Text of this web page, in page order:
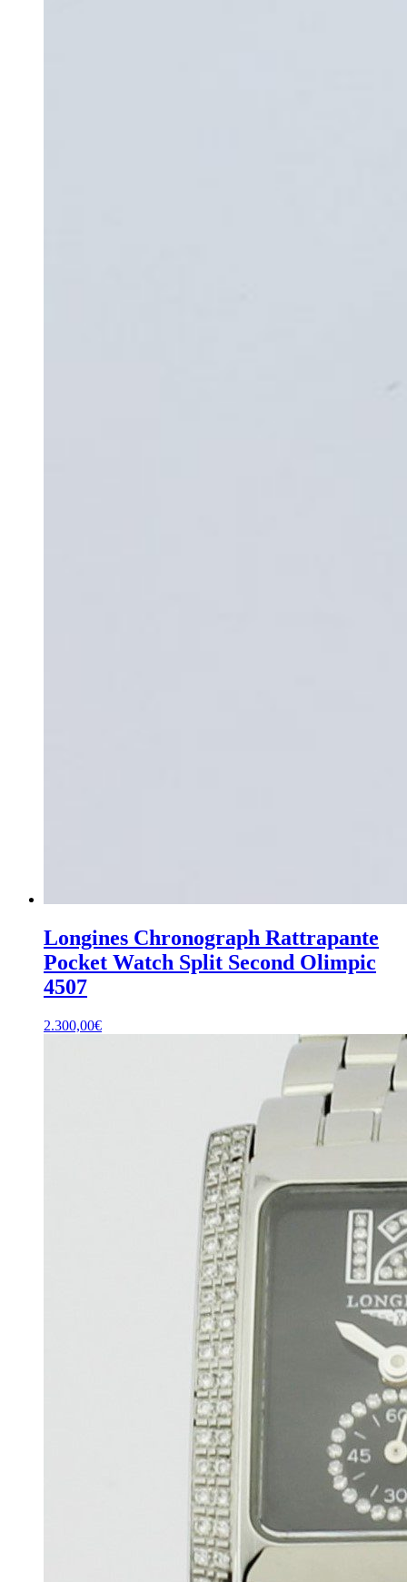
Longines Chronograph Rattrapante
Pocket Watch Split Second Olimpic
4507
2.300,00€